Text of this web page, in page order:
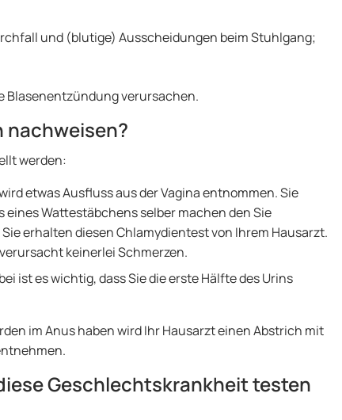
und (blutige) Ausscheidungen beim Stuhlgang;
Blasenentzündung verursachen.
nachweisen?
werden:
etwas Ausfluss aus der Vagina entnommen. Sie
Wattestäbchens selber machen den Sie
erhalten diesen Chlamydientest von Ihrem Hausarzt.
keinerlei Schmerzen.
ist es wichtig, dass Sie die erste Hälfte des Urins
im Anus haben wird Ihr Hausarzt einen Abstrich mit
Geschlechtskrankheit testen